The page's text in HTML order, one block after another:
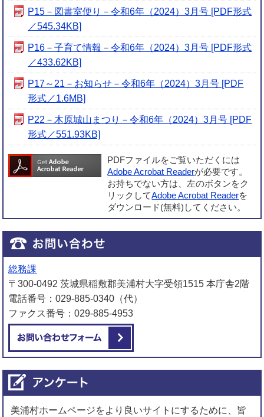
P15－図書室便り－令和6年（2024）3月号 [PDF形式
／545.34KB]
P16－子育て情報－令和6年（2024）3月号 [PDF形式
／433.62KB]
P17～21－お知らせ－令和6年（2024）3月号 [PDF
形式／1.6MB]
P22－木原城山まつり－令和6年（2024）3月号 [PDF
形式／551.93KB]
PDFファイルをご覧いただくには
Adobe Acrobat Readerが必要です。
お持ちでない方は、左のボタンをク
リックしてAdobe Acrobat Readerを
ダウンロード(無料)してください。
総務課
〒300-0492 茨城県稲敷郡美浦村大字受領1515 本庁舎2階
電話番号：029-885-0340（代）
ファクス番号：029-885-4953
美浦村ホームページをより良いサイトにするために、皆